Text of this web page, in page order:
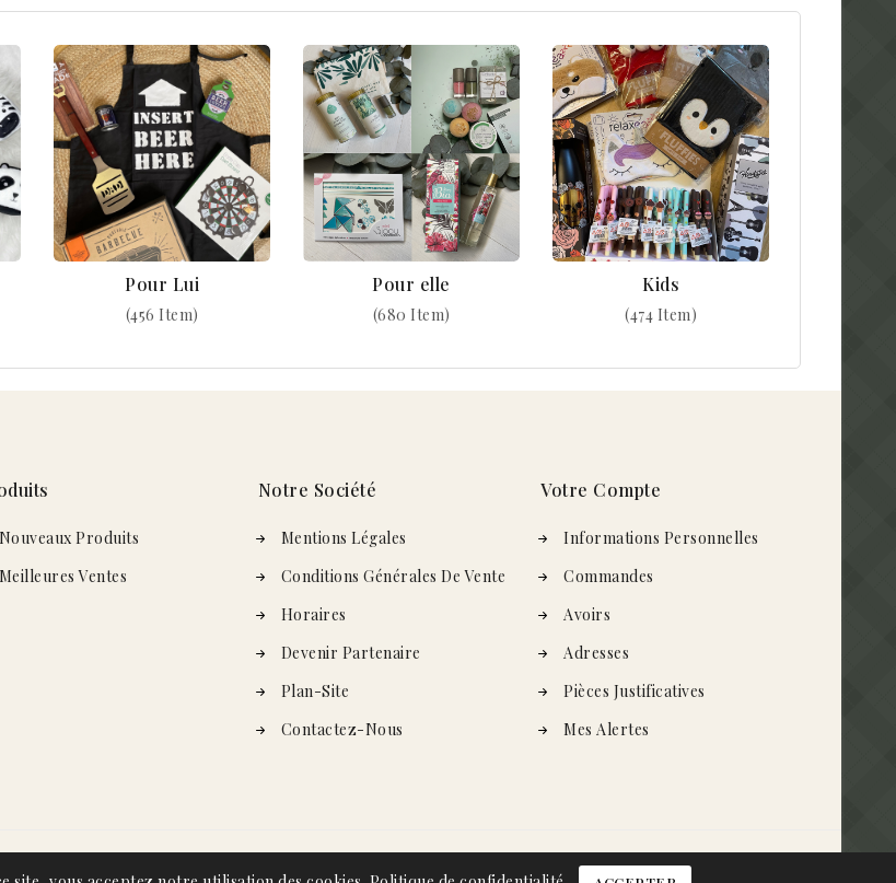
Pour Lui
(456 Item)
Pour elle
(680 Item)
Kids
(474 Item)
Nouveaux Produits
Meilleures Ventes
Notre Société
Mentions Légales
Conditions Générales De Vente
Horaires
Devenir Partenaire
Plan-Site
Contactez-Nous
Votre Compte
Informations Personnelles
Commandes
Avoirs
Adresses
Pièces Justificatives
Mes Alertes